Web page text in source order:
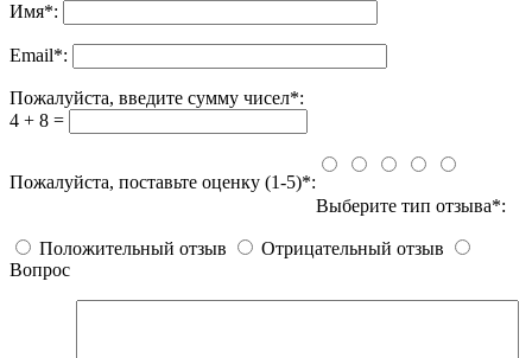
Имя*:
Email*:
Пожалуйста, введите сумму чисел*:
4 + 8 =
Пожалуйста, поставьте оценку (1-5)*:
Выберите тип отзыва*:
Положительный отзыв
Отрицательный отзыв
Вопрос